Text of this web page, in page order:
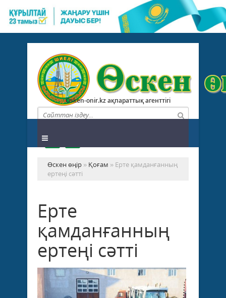
Osken-onir.kz ақпараттық агенттігі
Өскен өңір » Қоғам » Ерте қамданғанның
ертеңі сәтті
Ерте
қамданғанның
ертеңі сәтті